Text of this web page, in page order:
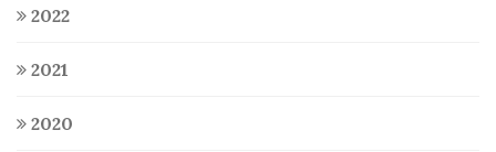
2022
2021
2020